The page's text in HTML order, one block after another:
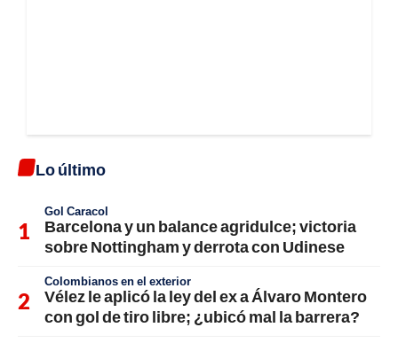
Lo último
Gol Caracol
Barcelona y un balance agridulce; victoria
sobre Nottingham y derrota con Udinese
Colombianos en el exterior
Vélez le aplicó la ley del ex a Álvaro Montero
con gol de tiro libre; ¿ubicó mal la barrera?